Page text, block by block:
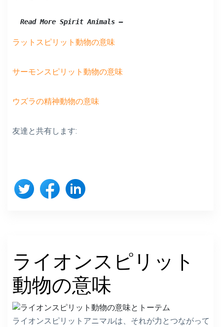
Read More Spirit Animals –
ラットスピリット動物の意味
サーモンスピリット動物の意味
ウズラの精神動物の意味
友達と共有します:
ライオンスピリット
動物の意味
ライオンスピリットアニマルは、それが力とつながって